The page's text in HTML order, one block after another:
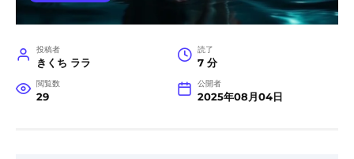
投稿者
きくち ララ
読了
7 分
閲覧数
29
公開者
2025年08月04日